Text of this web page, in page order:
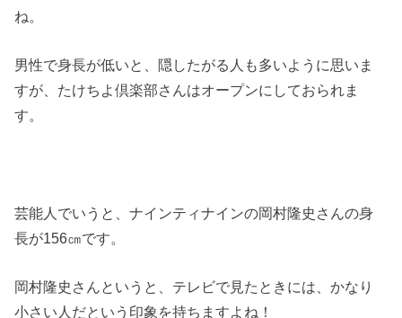
ね。
男性で身長が低いと、隠したがる人も多いように思いま
すが、たけちよ倶楽部さんはオープンにしておられま
す。
芸能人でいうと、ナインティナインの岡村隆史さんの身
長が156㎝です。
岡村隆史さんというと、テレビで見たときには、かなり
小さい人だという印象を持ちますよね！